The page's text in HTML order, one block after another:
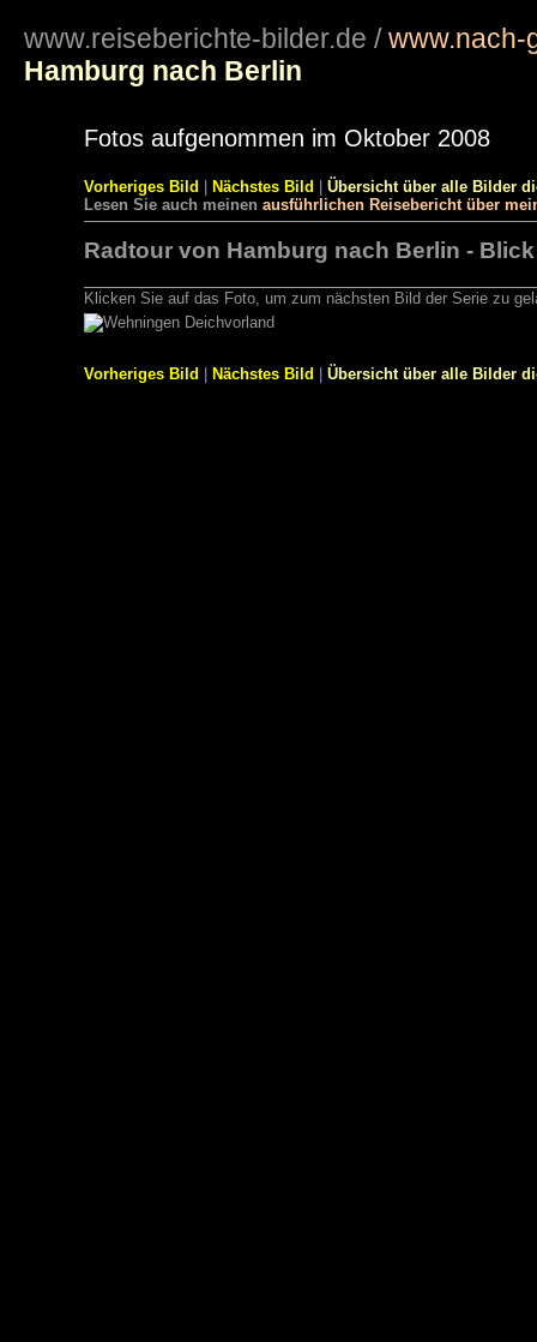
www.reiseberichte-bilder.de /www.nach-
Hamburg nach Berlin
Fotos aufgenommen im Oktober 2008
Vorheriges Bild | Nächstes Bild | Übersicht über alle Bilder
Lesen Sie auch meinen ausführlichen Reisebericht über
Radtour von Hamburg nach Berlin -
Klicken Sie auf das Foto, um zum nächsten Bild der Serie zu
Vorheriges Bild Nächstes Bild Übersicht über alle Bilder